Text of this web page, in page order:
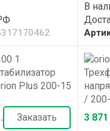
В
Plus 200-15
Заказать
/
3